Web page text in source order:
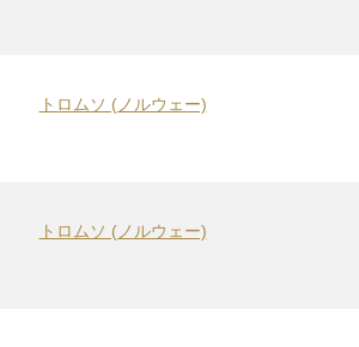
トロムソ (ノルウェー)
トロムソ (ノルウェー)